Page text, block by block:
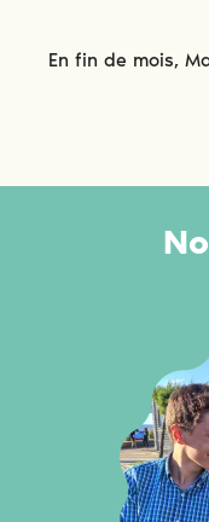
En fin de mois,